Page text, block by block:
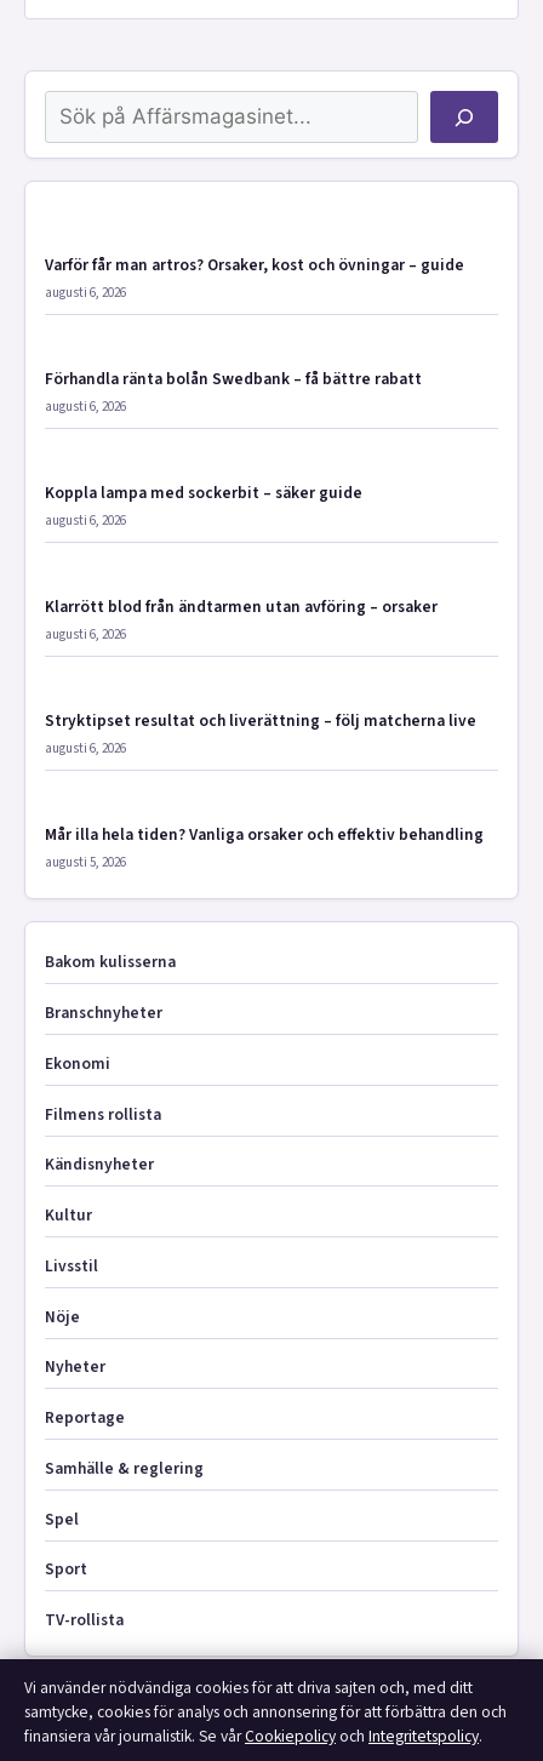
Sök
Varför får man artros? Orsaker, kost och övningar – guide
augusti 6, 2026
Förhandla ränta bolån Swedbank – få bättre rabatt
augusti 6, 2026
Koppla lampa med sockerbit – säker guide
augusti 6, 2026
Klarrött blod från ändtarmen utan avföring – orsaker
augusti 6, 2026
Stryktipset resultat och liverättning – följ matcherna live
augusti 6, 2026
Mår illa hela tiden? Vanliga orsaker och effektiv behandling
augusti 5, 2026
Bakom kulisserna
Branschnyheter
Ekonomi
Filmens rollista
Kändisnyheter
Kultur
Livsstil
Nöje
Nyheter
Reportage
Samhälle & reglering
Spel
Sport
TV-rollista
Vi använder nödvändiga cookies för att driva sajten och, med ditt
samtycke, cookies för analys och annonsering för att förbättra den och
finansiera vår journalistik. Se vårCookiepolicyoch Integritetspolicy.